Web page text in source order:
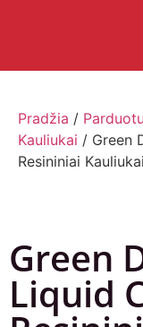
Pradžia /
Kauliukai / Green
Resininiai Kauliukai
Green
Liquid